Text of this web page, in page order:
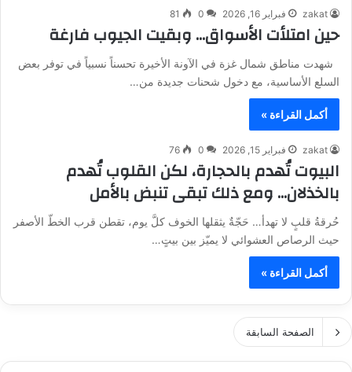
zakat فبراير 16, 2026 0
81
حين امتلأت الأسواق… وبقيت الجيوب فارغة
شهدت مناطق شمال غزة في الآونة الأخيرة تحسناً نسبياً في توفر بعض
السلع الأساسية، مع دخول شحنات جديدة من…
أكمل القراءة »
zakat فبراير 15, 2026 0
76
البيوت تُهدم بالحجارة، لكن القلوب تُهدم
بالخذلان… ومع ذلك تبقى تنبض بالأمل
حُرقةُ قلبٍ لا تهدأ… حَجّةٌ يثقلها الخوف كلَّ يوم، تقطن قرب الخطّ الأصفر
حيث الرصاص العشوائي لا يميّز بين بيتٍ…
أكمل القراءة »
الصفحة السابقة